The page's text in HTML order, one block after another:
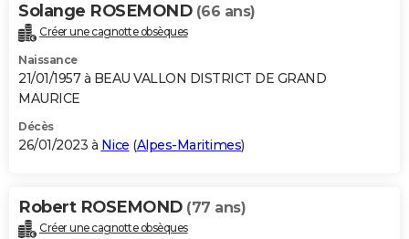
Solange ROSEMOND (66 ans)
Créer une cagnotte obsèques
Naissance
21/01/1957 à BEAU VALLON DISTRICT DE GRAND
MAURICE
Décès
26/01/2023 à Nice (Alpes-Maritimes)
Robert ROSEMOND (77 ans)
Créer une cagnotte obsèques